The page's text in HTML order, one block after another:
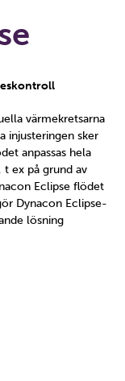
värmekretsarna
injusteringen sker
anpassas hela
ex på grund av
Eclipse flödet
Dynacon Eclipse-
lösning